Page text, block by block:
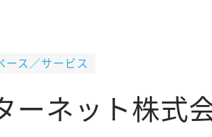
ス／サービス
ーネット株式